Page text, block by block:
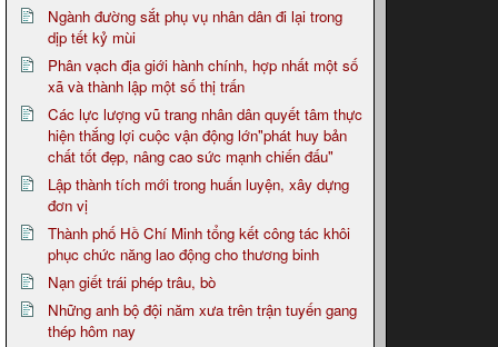
Ngành đường sắt phụ vụ nhân dân đi lại trong
dịp tết kỷ mùi
Phân vạch địa giới hành chính, hợp nhất một số
xã và thành lập một số thị trấn
Các lực lượng vũ trang nhân dân quyết tâm thực
hiện thắng lợi cuộc vận động lớn"phát huy bản
chất tốt đẹp, nâng cao sức mạnh chiến đấu"
Lập thành tích mới trong huấn luyện, xây dựng
đơn vị
Thành phố Hồ Chí Minh tổng kết công tác khôi
phục chức năng lao động cho thương binh
Nạn giết trái phép trâu, bò
Những anh bộ đội năm xưa trên trận tuyến gang
thép hôm nay